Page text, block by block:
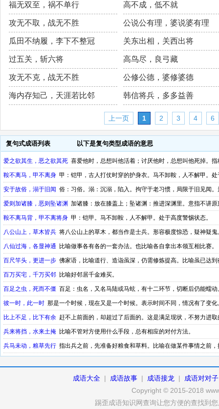
福无双至，祸不单行 高不成，低不就
攻无不取，战无不胜 公说公有理，婆说婆有理
瓜田不纳履，李下不整冠 关东出相，关西出将
过五关，斩六将 高鸟尽，良弓藏
攻无不克，战无不胜 公修公德，婆修婆德
海内存知己，天涯若比邻 韩信将兵，多多益善
上一页 1 2 3 4 6
复句式成语列表 以下是复句类型成语的意思
爱之欲其生，恶之欲其死 喜爱他时，总想叫他活着；讨厌他时，总想叫他死掉。
鞍不离马，甲不离身 甲：铠甲，古人打仗时穿的护身衣。马不卸鞍，人不解甲。
安于故俗，溺于旧闻 俗：习俗。溺：沉溺，陷入。拘守于老习惯，局限于旧见闻
爱则加诸膝，恶则坠诸渊 加诸膝：放在膝盖上；坠诸渊：推进深渊里。意指不讲
来决定。复句类型成语
鞍不离马背，甲不离将身 甲：铠甲。马不卸鞍，人不解甲。处于高度警惕状态。
八公山上，草木皆兵 将八公山上的草木，都当作是士兵。形容极度惊恐，疑神疑
八仙过海，各显神通 比喻做事各有各的一套办法。也比喻各自拿出本领互相比赛。
百尺竿头，更进一步 佛家语，比喻道行、造诣虽深，仍需修炼提高。比喻虽已达
成语
百万买宅，千万买邻 比喻好邻居千金难买。
百足之虫，死而不僵 百足：虫名，又名马陆或马蚿，有十二环节，切断后仍能蠕
还不致完全破产。复句类型成语
彼一时，此一时 那是一个时候，现在又是一个时候。表示时间不同，情况有了变化
比上不足，比下有余 赶不上前面的，却超过了后面的。这是满足现状，不努力进
式成语
兵来将挡，水来土掩 比喻不管对方使用什么手段，总有相应的对付方法。
兵马未动，粮草先行 指出兵之前，先准备好粮食和草料。比喻在做某件事情之前
成语大全 | 成语故事 | 成语接龙 |
成语对对子
Copyright © 2015-2018
踢歪成语知识网查询让您方便的查找到